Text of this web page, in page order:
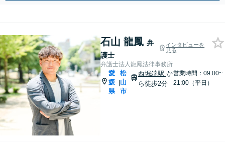
石山 龍鳳 弁
護士
インタビューを
見る
弁護士法人龍鳳法律事務所
愛
媛
県
|
松
山
市
西堀端駅 か
ら徒歩2分
営業時間：09:00~
21:00（平日）